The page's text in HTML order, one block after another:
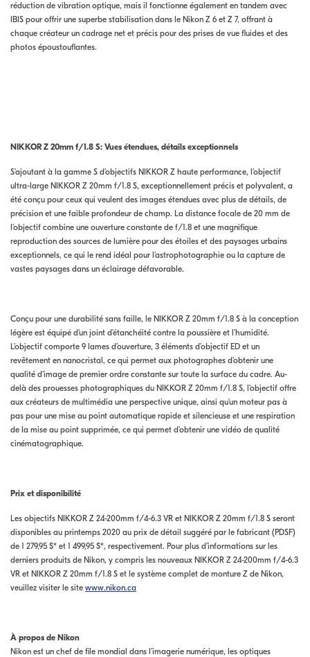
réduction de vibration optique, mais il fonctionne également en tandem avec
IBIS pour offrir une superbe stabilisation dans le Nikon Z 6 et Z 7, offrant à
chaque créateur un cadrage net et précis pour des prises de vue fluides et des
photos époustouflantes.
NIKKOR Z 20mm f/1.8 S: Vues étendues, détails exceptionnels
S’ajoutant à la gamme S d’objectifs NIKKOR Z haute performance, l’objectif
ultra-large NIKKOR Z 20mm f/1.8 S, exceptionnellement précis et polyvalent, a
été conçu pour ceux qui veulent des images étendues avec plus de détails, de
précision et une faible profondeur de champ. La distance focale de 20 mm de
l’objectif combine une ouverture constante de f/1.8 et une magnifique
reproduction des sources de lumière pour des étoiles et des paysages urbains
exceptionnels, ce qui le rend idéal pour l’astrophotographie ou la capture de
vastes paysages dans un éclairage défavorable.
Conçu pour une durabilité sans faille, le NIKKOR Z 20mm f/1.8 S à la conception
légère est équipé d’un joint d’étanchéité contre la poussière et l’humidité.
L’objectif comporte 9 lames d’ouverture, 3 éléments d’objectif ED et un
revêtement en nanocristal, ce qui permet aux photographes d’obtenir une
qualité d’image de premier ordre constante sur toute la surface du cadre. Au-
delà des prouesses photographiques du NIKKOR Z 20mm f/1.8 S, l’objectif offre
aux créateurs de multimédia une perspective unique, ainsi qu’un moteur pas à
pas pour une mise au point automatique rapide et silencieuse et une respiration
de la mise au point supprimée, ce qui permet d’obtenir une vidéo de qualité
cinématographique.
Prix et disponibilité
Les objectifs NIKKOR Z 24-200mm f/4-6.3 VR et NIKKOR Z 20mm f/1.8 S seront
disponibles au printemps 2020 au prix de détail suggéré par le fabricant (PDSF)
de 1 279,95 $* et 1 499,95 $*, respectivement. Pour plus d’informations sur les
derniers produits de Nikon, y compris les nouveaux NIKKOR Z 24-200mm f/4-6.3
VR et NIKKOR Z 20mm f/1.8 S et le système complet de monture Z de Nikon,
veuillez visiter le site www.nikon.ca
À propos de Nikon
Nikon est un chef de file mondial dans l’imagerie numérique, les optiques